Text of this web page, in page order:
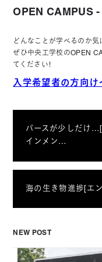
OPEN CAMPUS -
どんなことが学べるのか気
ぜひ中央工学校のOPEN
てください！
入学希望者の方向け
パースが少しだけ…[
インメン…
海の生き物進捗[エ
NEW POST